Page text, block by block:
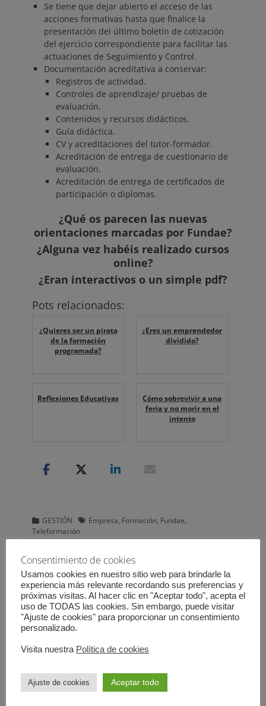
Se tiene que dejar abierto el acceso de las
acciones formativas hasta que finalice la
presentación del último boletín de cotización
del ejercicio correspondiente para facilitar las
actuaciones de Seguimiento y Control.
Documentación acreditativa a conservar:
Registros de actividad.
Controles de aprendizaje/ pruebas de
evaluación.
Contenidos y recursos didácticos.
Guía didáctica.
CV y acreditaciones del tutor-formador.
Acreditación de entrega de cuestionario de
evaluación.
Acreditación de entrega de certificados de
participación o diplomas.
¿Qué os parecen las nuevas
orientaciones marcadas por Fundae?
¿Alguna vez habéis realizado cursos
online?
¿Eran interactivos o un simple pdf?
Pots relacionados:
¿Quieres ser un pirata
de la formación
programada?
¿Eres un emprendedor
dividido?
Reflexiones Educativas
Cómo sobrevivir a una
feria y no morir en el
intento
Categorias
GESTIÓN Etiquetas
Empresa, Formación, Fundae,
Teleformación
Navegación
de
entradas
← Anterior
Entrada
anterior:
¡Bienvenidos al blog de
Formagesting!
Entrada
siguiente:
Finalización del
ejercicio 2016
1 comentario en “Teleformación”
Pingback:Real Decreto que desarrolla la Ley de
ámbito laboral – El Blog de Formagesting
Consentimiento de cookies
Usamos cookies en nuestro sitio web para brindarle la
experiencia más relevante recordando sus preferencias y
próximas visitas. Al hacer clic en "Aceptar todo", acepta el
uso de TODAS las cookies. Sin embargo, puede visitar
"Ajuste de cookies" para proporcionar un consentimiento
personalizado.
Visita nuestra Política de cookies
Ajuste de cookies Aceptar todo